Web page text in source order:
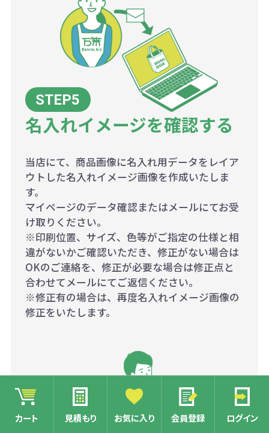
カート 見積もり お気に入り 会員登録 ログイン
名入れイメージを確認する
当店にて、商品画像に名入れ用データをレイア
ウトした名入れイメージ画像を作成いたしま
す。
マイページのデータ確認またはメールにてお受
け取りください。
※印刷位置、サイズ、色等がご指定の仕様と相
違がないかご確認いただき、修正がない場合は
OKのご連絡を、修正が必要な場合は修正点と
合わせてメールにてご返信ください。
※修正有の場合は、再度名入れイメージ画像の
修正をいたします。